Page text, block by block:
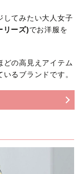
してみたい大人女子
リーズ)でお洋服を
どの高見えアイテム
るブランドです。